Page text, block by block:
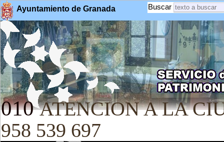
Ayuntamiento de Granada Buscar
010 ATENCION A LA
958 539 697